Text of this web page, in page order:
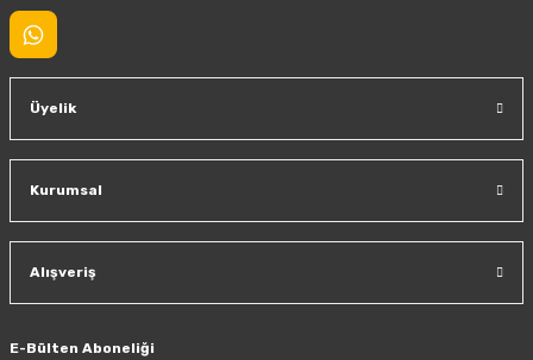
Üyelik
Kurumsal
Alışveriş
E-Bülten Aboneliği